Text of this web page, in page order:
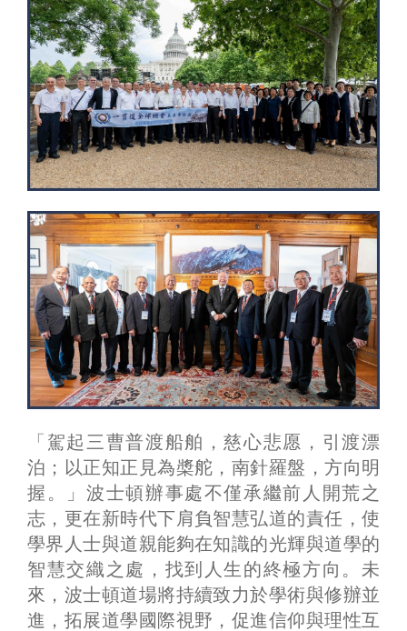
「駕起三曹普渡船舶，慈心悲愿，引渡漂
泊；以正知正見為槳舵，南針羅盤，方向明
握。」波士頓辦事處不僅承繼前人開荒之
志，更在新時代下肩負智慧弘道的責任，使
學界人士與道親能夠在知識的光輝與道學的
智慧交織之處，找到人生的終極方向。未
來，波士頓道場將持續致力於學術與修辦並
進，拓展道學國際視野，促進信仰與理性互